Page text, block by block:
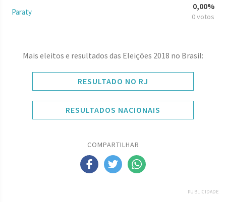
Paraty
0,00%
0 votos
Mais eleitos e resultados das Eleições 2018 no Brasil:
RESULTADO NO RJ
RESULTADOS NACIONAIS
COMPARTILHAR
PUBLICIDADE